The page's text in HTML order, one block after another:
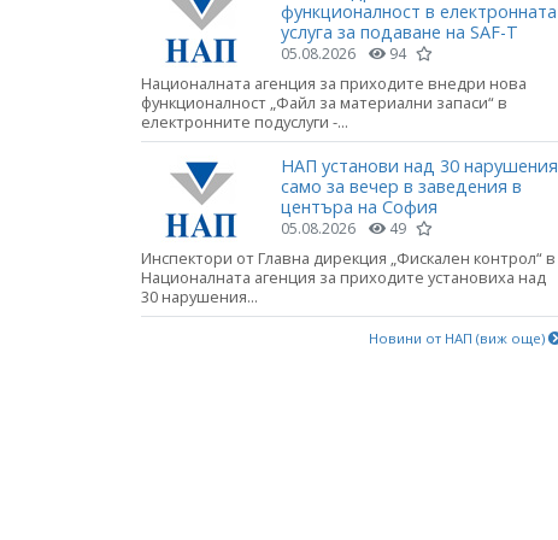
функционалност в електронната
услуга за подаване на SAF-T
05.08.2026 94
Националната агенция за приходите внедри нова
функционалност „Файл за материални запаси“ в
електронните подуслуги -...
НАП установи над 30 нарушения
само за вечер в заведения в
центъра на София
05.08.2026 49
Инспектори от Главна дирекция „Фискален контрол“ в
Националната агенция за приходите установиха над
30 нарушения...
Новини от НАП (виж още)